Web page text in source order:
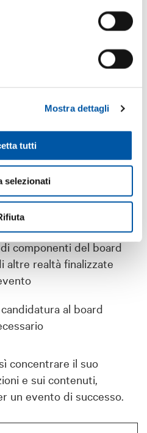
Mostra dettagli
tutti
selezionati
del budget e nella
istituzionali locali
durante la
dell’evento
disite
componenti del board
altre realtà finalizzate
al board
concentrare il suo
e sui contenuti,
un evento di successo.